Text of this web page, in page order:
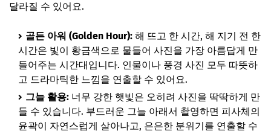
달라질 수 있어요.
골든 아워 (Golden Hour): 해 뜨고 한 시간, 해 지기 전 한
시간은 빛이 황금색으로 물들어 사진을 가장 아름답게 만
들어주는 시간대입니다. 인물이나 풍경 사진 모두 따뜻하
고 드라마틱한 느낌을 연출할 수 있어요.
그늘 활용: 너무 강한 햇빛은 오히려 사진을 딱딱하게 만
들 수 있습니다. 부드러운 그늘 아래서 촬영하면 피사체의
윤곽이 자연스럽게 살아나고, 은은한 분위기를 연출할 수